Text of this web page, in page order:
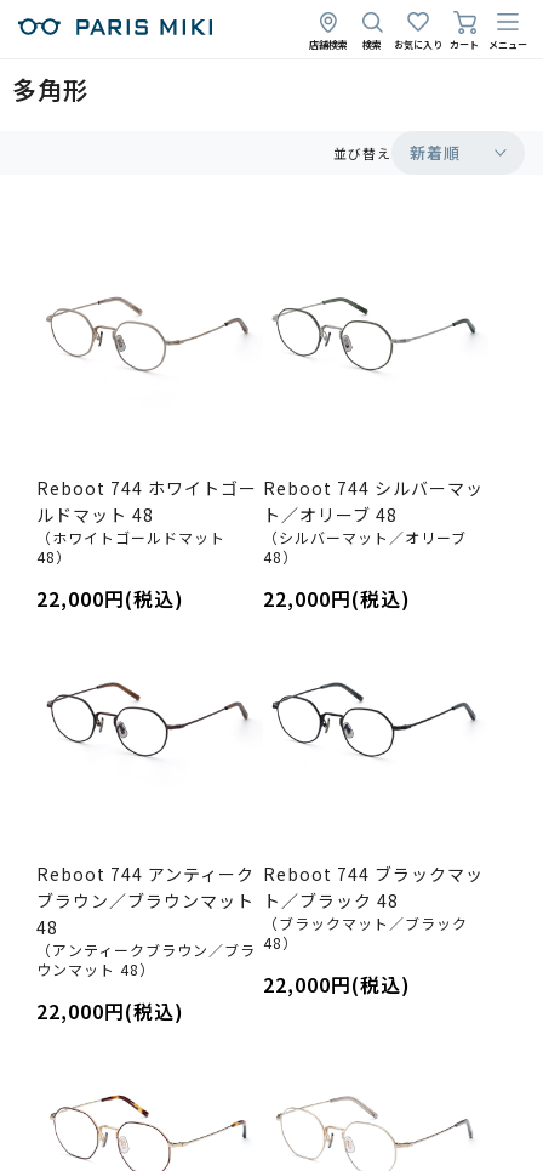
店舗検索 検索 お気に入り カート メニュー
多角形
並び替え 新着順
Reboot 744 ホワイトゴー
ルドマット 48
（ホワイトゴールドマット
48）
22,000円(税込)
Reboot 744 シルバーマッ
ト／オリーブ 48
（シルバーマット／オリーブ
48）
22,000円(税込)
Reboot 744 アンティーク
ブラウン／ブラウンマット
48
（アンティークブラウン／ブラ
ウンマット 48）
22,000円(税込)
Reboot 744 ブラックマッ
ト／ブラック 48
（ブラックマット／ブラック
48）
22,000円(税込)